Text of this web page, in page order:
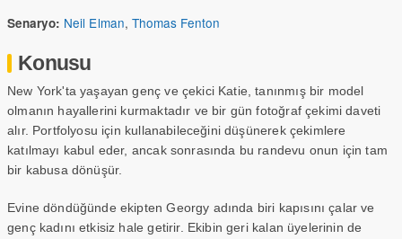
Senaryo: Neil Elman, Thomas Fenton
Konusu
New York'ta yaşayan genç ve çekici Katie, tanınmış bir model
olmanın hayallerini kurmaktadır ve bir gün fotoğraf çekimi daveti
alır. Portfolyosu için kullanabileceğini düşünerek çekimlere
katılmayı kabul eder, ancak sonrasında bu randevu onun için tam
bir kabusa dönüşür.
Evine döndüğünde ekipten Georgy adında biri kapısını çalar ve
genç kadını etkisiz hale getirir. Ekibin geri kalan üyelerinin de